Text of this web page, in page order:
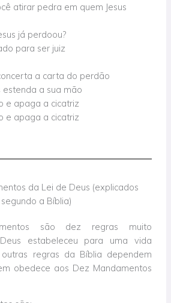
atirar pedra em quem Jesus
já perdoou?
para ser juiz
a carta do perdão
estenda a sua mão
e apaga a cicatriz
e apaga a cicatriz
da Lei de Deus (explicados
segundo a Bíblia)
são dez regras muito
estabeleceu para uma vida
regras da Bíblia dependem
obedece aos Dez Mandamentos